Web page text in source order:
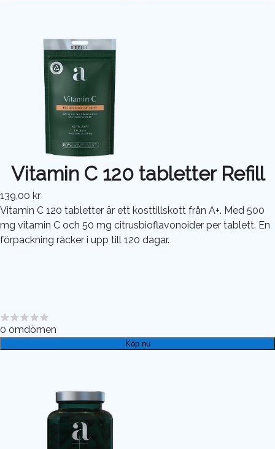
Vitamin C 120 tabletter Refill
139,00 kr
Vitamin C 120 tabletter är ett kosttillskott från A+. Med 500
mg vitamin C och 50 mg citrusbioflavonoider per tablett. En
förpackning räcker i upp till 120 dagar.
0 omdömen
Köp nu